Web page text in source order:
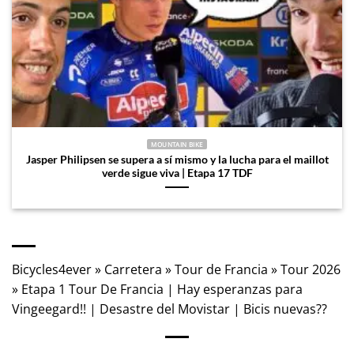
MOUNTAIN BIKE
Jasper Philipsen se supera a sí mismo y la lucha para el maillot
verde sigue viva | Etapa 17 TDF
Bicycles4ever» Carretera »Tour de Francia »Tour 2026
» Etapa 1 Tour De Francia | Hay esperanzas para
Vingeegard!! | Desastre del Movistar | Bicis nuevas??